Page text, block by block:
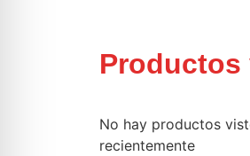
Productos
No hay productos
recientemente